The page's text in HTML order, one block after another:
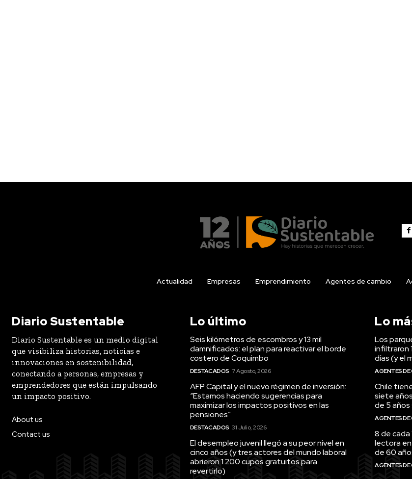
Actualidad Empresas Emprendimiento Agentes de cambio
Diario Sustentable
Diario Sustentable es un medio digital
que visibiliza historias, noticias e
innovaciones en sostenibilidad,
conectando a personas, empresas y
emprendedores que están impulsando
un impacto positivo.
About us
Contact us
Lo último
Seis kilómetros de escombros y 13 mil
damnificados: el plan para reactivar el borde
costero de Coquimbo
DESTACADOS 7 Agosto, 2026
AFP Capital y el nuevo régimen de inversión:
“Estamos haciendo sugerencias para
maximizar los impactos positivos en las
pensiones”
DESTACADOS 31 Julio, 2026
El desempleo juvenil llegó a su peor nivel en
cinco años (y tres actores del mundo laboral
abrieron 1.200 cupos gratuitos para
revertirlo)
Lo
Los
infiltraron
días (y el
AGENTES DE
Chile
siete
de 5 años
AGENTES DE
8 de cada
lectora
de 60
AGENTES DE